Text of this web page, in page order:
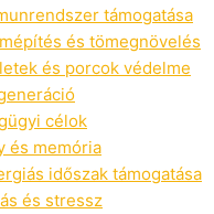
támogatása
és tömegnövelés
és porcok védelme
célok
és memória
időszak támogatása
és stressz